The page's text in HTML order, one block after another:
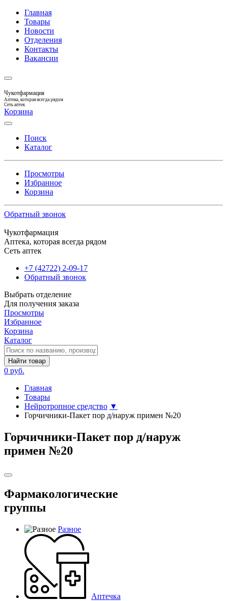
Главная
Товары
Новости
Отделения
Контакты
Вакансии
Чукотфармация
Аптека, которая всегда рядом
Сеть аптек
Корзина
Поиск
Каталог
Просмотры
Избранное
Корзина
Обратный звонок
Чукотфармация
Аптека, которая всегда рядом
Сеть аптек
+7 (42722) 2-09-17
Обратный звонок
Выбрать отделение
Для получения заказа
Просмотры
Избранное
Корзина
Каталог
Найти товар
0 руб.
Главная
Товары
Нейротропное средство ▼
Горчичники-Пакет пор д/наруж примен №20
Горчичники-Пакет пор д/наруж
примен №20
Фармакологические
группы
Разное
Аптечка